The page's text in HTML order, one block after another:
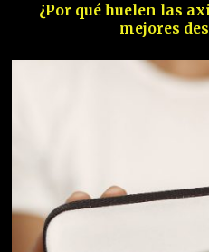
¿Por qué huelen las
mejores